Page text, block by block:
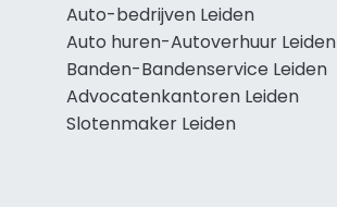
Auto-bedrijven Leiden
Auto huren-Autoverhuur Leiden
Banden-Bandenservice Leiden
Advocatenkantoren Leiden
Slotenmaker Leiden